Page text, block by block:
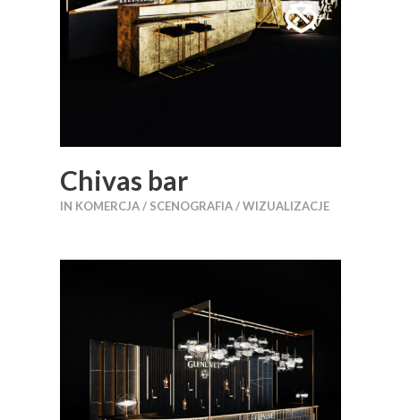
Chivas bar
IN KOMERCJA / SCENOGRAFIA / WIZUALIZACJE